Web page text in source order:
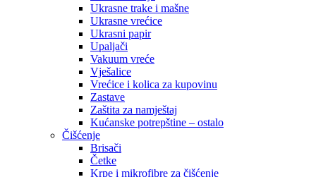
Ukrasne trake i mašne
Ukrasne vrećice
Ukrasni papir
Upaljači
Vakuum vreće
Vješalice
Vrećice i kolica za kupovinu
Zastave
Zaštita za namještaj
Kućanske potrepštine – ostalo
Čišćenje
Brisači
Četke
Krpe i mikrofibre za čišćenje